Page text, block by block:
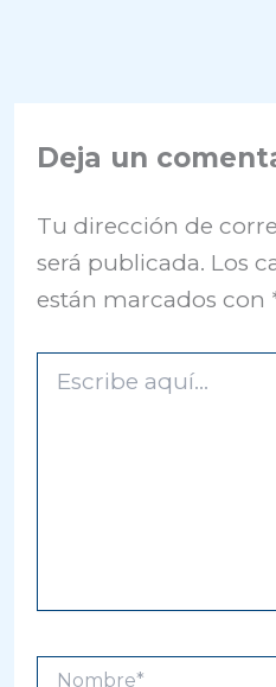
Deja un
Tu dirección de
será publicada. Los
están marcados con
aquí...
Nombre*